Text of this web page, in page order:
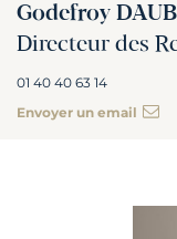
Godefroy
Directeur des
01 40 40 63 14
Envoyer un email